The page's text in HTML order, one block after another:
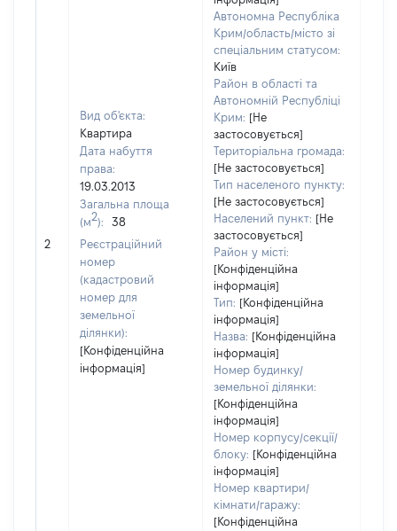
2
Вид об'єкта:
Квартира
Дата набуття
права:
19.03.2013
Загальна площа
(м2):
38
Реєстраційний
номер
(кадастровий
номер для
земельної
ділянки):
[Конфіденційна
інформація]
Автономна Республіка
Крим/область/місто зі
спеціальним статусом:
Київ
Район в області та
Автономній Республіці
Крим: [Не
застосовується]
Територіальна громада:
[Не застосовується]
Тип населеного пункту:
[Не застосовується]
Населений пункт: [Не
застосовується]
Район у місті:
[Конфіденційна
інформація]
Тип: [Конфіденційна
інформація]
Назва: [Конфіденційна
інформація]
Номер будинку/
земельної ділянки:
[Конфіденційна
інформація]
Номер корпусу/секції/
блоку: [Конфіденційна
інформація]
Номер квартири/
кімнати/гаражу:
[Конфіденційна